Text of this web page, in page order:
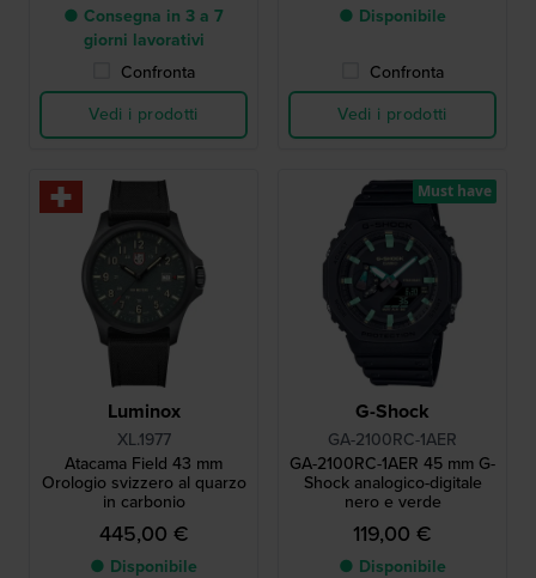
● Consegna in 3 a 7
giorni lavorativi
Confronta
Vedi i prodotti
● Disponibile
Confronta
Vedi i prodotti
Luminox
XL.1977
Atacama Field 43 mm
Orologio svizzero al quarzo
in carbonio
445,00 €
● Disponibile
G-Shock
GA-2100RC-1AER
GA-2100RC-1AER 45 mm G-
Shock analogico-digitale
nero e verde
119,00 €
● Disponibile
Must have